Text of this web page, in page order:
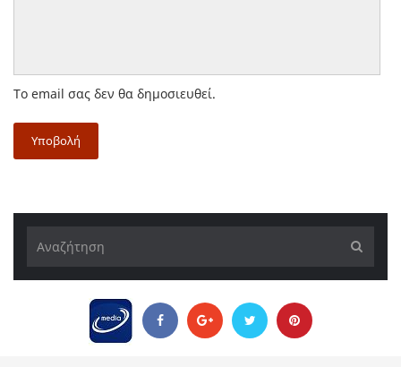
Το email σας δεν θα δημοσιευθεί.
Υποβολή